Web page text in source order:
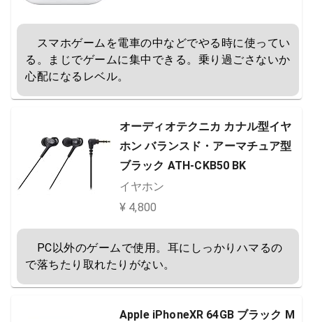
スマホゲームを電車の中などでやる時に使ってい
る。まじでゲームに集中できる。乗り過ごさないか
心配になるレベル。
オーディオテクニカ カナル型イヤ
ホン バランスド・アーマチュア型
ブラック ATH-CKB50 BK
イヤホン
¥ 4,800
PC以外のゲームで使用。耳にしっかりハマるの
で落ちたり取れたりがない。
Apple iPhoneXR 64GB ブラック M